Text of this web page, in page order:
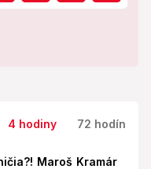
4 hodiny 72 hodín
Maroš Kramár